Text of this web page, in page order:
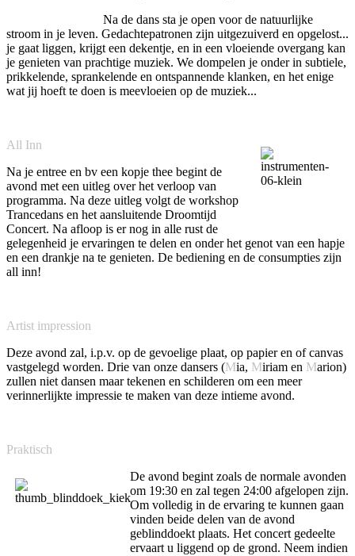
Na de dans sta je open voor de natuurlijke
stroom in je leven. Gedachtepatronen zijn uitgezuiverd en opgelost...
je gaat liggen, krijgt een dekentje, en in een vloeiende overgang kan
je genieten van prachtige muziek. We dompelen je onder in subtiele,
prikkelende, sprankelende en ontspannende klanken, en het enige
wat jij hoeft te doen is meevloeien op de muziek...
All Inn
Na je entree en bv een kopje thee begint de
avond met een uitleg over het verloop van
programma. Na deze uitleg volgt de workshop
Trancedans en het aansluitende Droomtijd
Concert. Na afloop is er nog in alle rust de
gelegenheid je ervaringen te delen en onder het genot van een hapje
en een drankje na te genieten. De bediening en de consumpties zijn
all inn!
Artist impression
Deze avond zal, i.p.v. op de gevoelige plaat, op papier en of canvas
vastgelegd worden. Drie van onze dansers (Mia, Miriam en Marion)
zullen niet dansen maar tekenen en schilderen om een meer
verinnerlijkte impressie te maken van deze intieme avond.
Praktisch
De avond begint zoals de normale avonden
om 19:30 en zal tegen 24:00 afgelopen zijn.
Om volledig in de ervaring te kunnen gaan
vinden beide delen van de avond
geblinddoekt plaats. Het concert gedeelte
ervaart u liggend op de grond. Neem indien